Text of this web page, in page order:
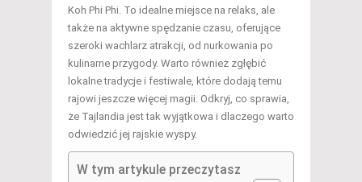
Koh Phi Phi. To idealne miejsce na relaks, ale
także na aktywne spędzanie czasu, oferujące
szeroki wachlarz atrakcji, od nurkowania po
kulinarne przygody. Warto również zgłębić
lokalne tradycje i festiwale, które dodają temu
rajowi jeszcze więcej magii. Odkryj, co sprawia,
że Tajlandia jest tak wyjątkowa i dlaczego warto
odwiedzić jej rajskie wyspy.
W tym artykule przeczytasz